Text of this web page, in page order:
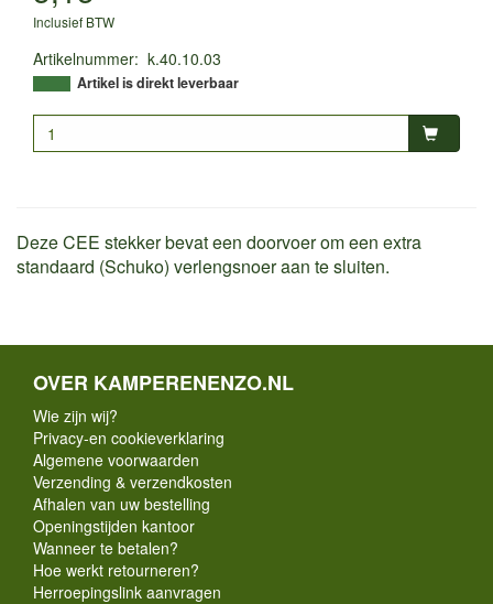
Inclusief BTW
Artikelnummer: k.40.10.03
Artikel is direkt leverbaar
Deze CEE stekker bevat een doorvoer om een extra
standaard (Schuko) verlengsnoer aan te sluiten.
OVER KAMPERENENZO.NL
Wie zijn wij?
Privacy-en cookieverklaring
Algemene voorwaarden
Verzending & verzendkosten
Afhalen van uw bestelling
Openingstijden kantoor
Wanneer te betalen?
Hoe werkt retourneren?
Herroepingslink aanvragen